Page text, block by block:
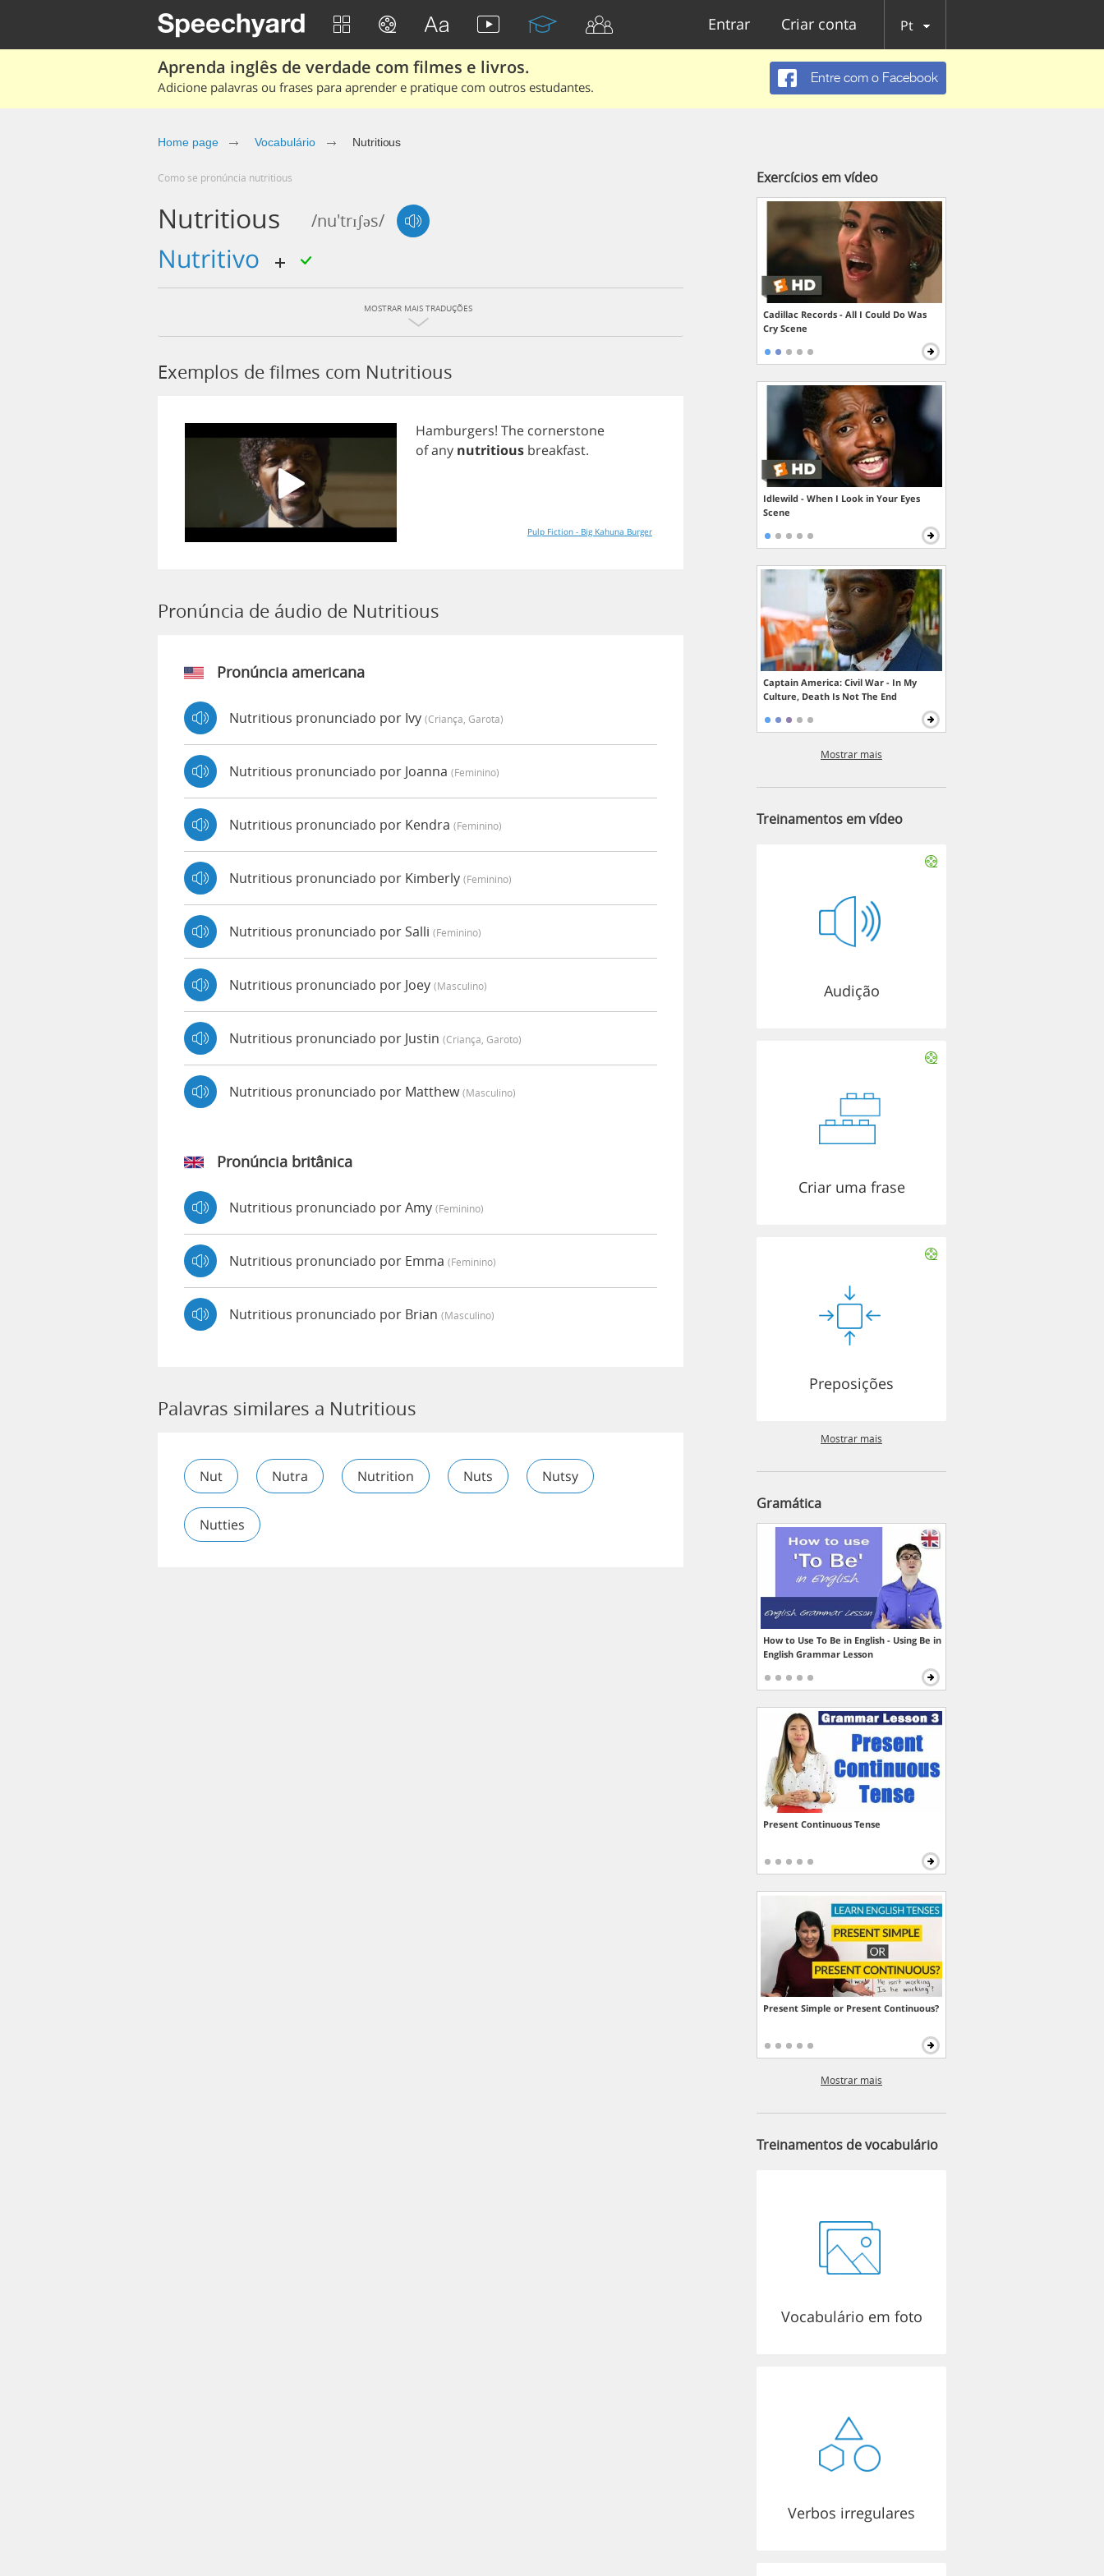
Entrar Criar conta Pt
Aprenda inglês de verdade com filmes e livros.
Adicione palavras ou frases para aprender e pratique com outros estudantes.
Entre com o Facebook
Home page Vocabulário Nutritious
Como se pronúncia nutritious
Nutritious /nu'trɪʃəs/
nutritivo
MOSTRAR MAIS TRADUÇÕES
Exemplos de filmes com Nutritious
Hamburgers! The cornerstone
ofany nutritious breakfast.
Pulp Fiction - Big Kahuna Burger
Pronúncia de áudio de Nutritious
Pronúncia americana
Nutritious pronunciado por Ivy (criança, Garota)
Nutritious pronunciado por Joanna (feminino)
Nutritious pronunciado por Kendra (feminino)
Nutritious pronunciado por Kimberly (feminino)
Nutritious pronunciado por Salli (feminino)
Nutritious pronunciado por Joey (masculino)
Nutritious pronunciado por Justin (criança, Garoto)
Nutritious pronunciado por Matthew(masculino)
Pronúncia britânica
Nutritious pronunciado por Amy (feminino)
Nutritious pronunciado por Emma (feminino)
Nutritious pronunciado por Brian (masculino)
Palavras similares a Nutritious
Nut Nutra Nutrition Nuts Nutsy
Nutties
Exercícios em vídeo
Cadillac Records - All I Could Do Was
Cry Scene
Idlewild - When I Look in Your Eyes
Scene
Captain America: Civil War - In My
Culture, Death Is Not The End
Mostrar mais
Treinamentos em vídeo
Audição
Criar uma frase
Preposições
Mostrar mais
Gramática
How to Use To Be in English - Using Be in
English Grammar Lesson
Present Continuous Tense
Present Simple or Present Continuous?
Mostrar mais
Treinamentos de vocabulário
Vocabulário em foto
Verbos irregulares